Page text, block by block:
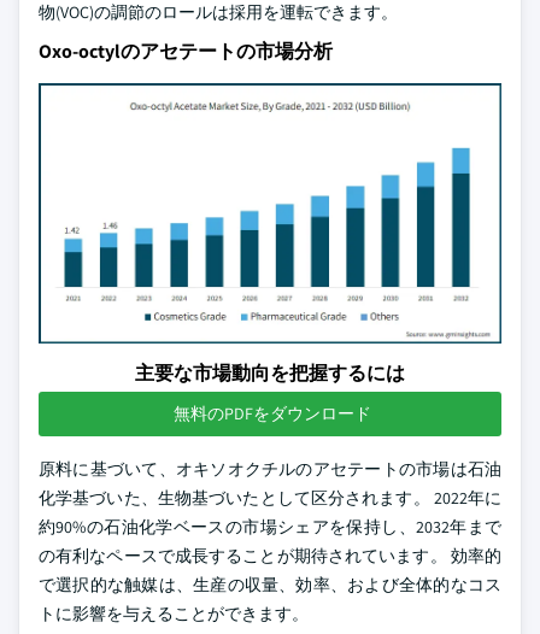
物(VOC)の調節のロールは採用を運転できます。
Oxo-octylのアセテートの市場分析
主要な市場動向を把握するには
無料のPDFをダウンロード
原料に基づいて、オキソオクチルのアセテートの市場は石油
化学基づいた、生物基づいたとして区分されます。 2022年に
約90%の石油化学ベースの市場シェアを保持し、2032年まで
の有利なペースで成長することが期待されています。 効率的
で選択的な触媒は、生産の収量、効率、および全体的なコス
トに影響を与えることができます。